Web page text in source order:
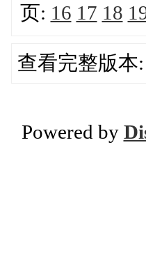
页: 16 17 18
查看完整版本:
Powered by